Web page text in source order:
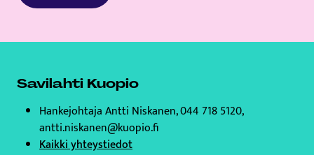
Savilahti Kuopio
Hankejohtaja Antti Niskanen, 044 718 5120,
antti.niskanen@kuopio.fi
Kaikki yhteystiedot